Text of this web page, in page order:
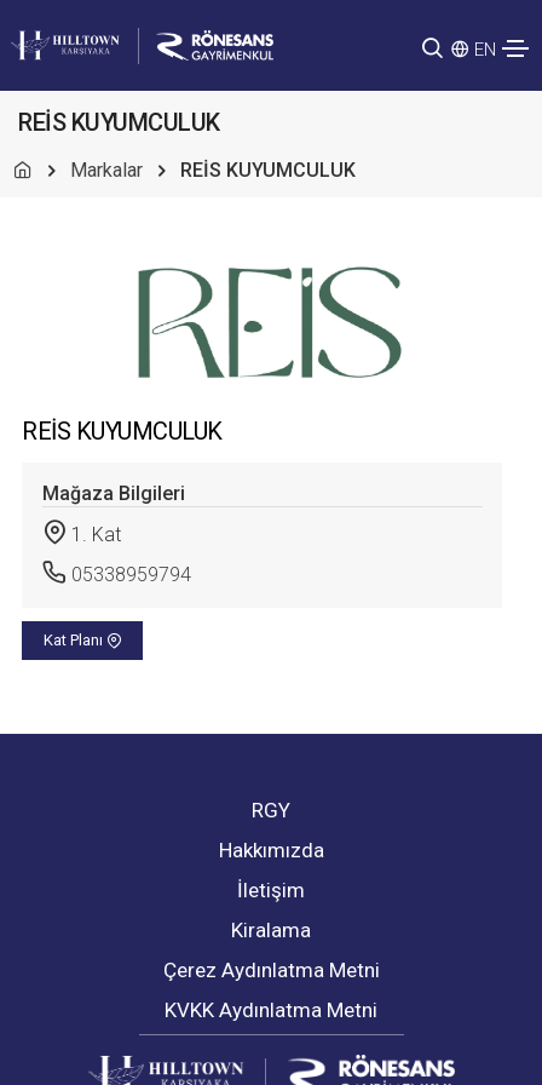
EN
REİS KUYUMCULUK
Markalar REİS KUYUMCULUK
REİS KUYUMCULUK
Mağaza Bilgileri
1. Kat
05338959794
Kat Planı
RGY
Hakkımızda
İletişim
Kiralama
Çerez Aydınlatma Metni
KVKK Aydınlatma Metni